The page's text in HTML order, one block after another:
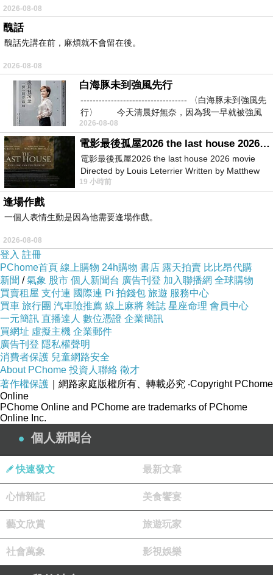
2026-08-08
醜話
醜話先講在前，麻煩就不會留在後。
2026-08-08
白海豚未到強風先行
----------------------------------- 〈白海豚未到強風先
行〉 今天清晨好無奈，因為我一早就被強風
2026-08-08
電影最後孤屋2026 the last house 2026 movie
電影最後孤屋2026 the last house 2026 movie
Directed by Louis Leterrier Written by Matthew
Robinson Starring Greta Lee Wa
19 小時前
逢場作戲
一個人表情生動是因為他需要逢場作戲。
2026-08-08
登入 註冊
PChome首頁 線上購物 24h購物 書店 露天拍賣 比比昂代購
新聞 /氣象 股市 個人新聞台 廣告刊登 加入聯播網 全球購物
買賣租屋 支付連 國際連 Pi 拍錢包 旅遊 服務中心
買車 旅行團 汽車險推薦 線上麻將 雜誌 星座命理 會員中心
一元簡訊 直播達人 數位憑證 企業簡訊
買網址 虛擬主機 企業郵件
廣告刊登 隱私權聲明
消費者保護 兒童網路安全
About PChome 投資人聯絡 徵才
著作權保護 ｜網路家庭版權所有、轉載必究 ‧Copyright PChome
Online
PChome Online and PChome are trademarks of PChome
Online Inc.
個人新聞台
快速發文 最新文章
心情雜記 美食饗宴
藝文欣賞 旅遊玩家
社會萬象 影視娛樂